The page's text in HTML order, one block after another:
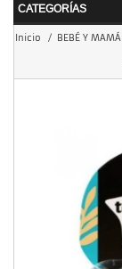
CATEGORÍAS
Inicio / BEBÉ Y MAMÁ